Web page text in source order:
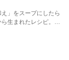
」をスープにしたら
生まれたレシピ。つ